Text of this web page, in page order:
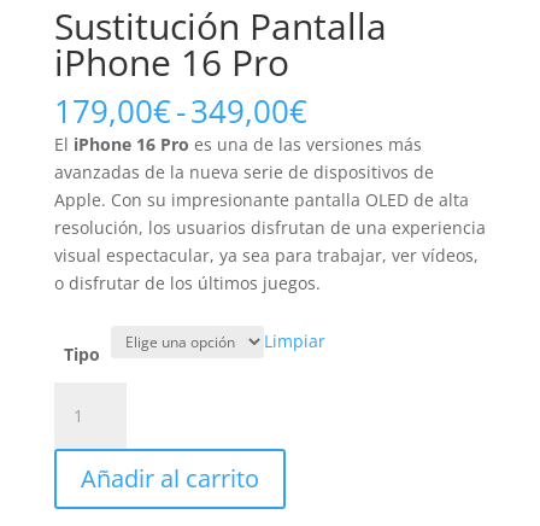
Sustitución Pantalla
iPhone 16 Pro
179,00€-349,00€Rango
de
precios:
desde
179,00€
hasta
349,00€
El iPhone 16 Pro es una de las versiones más
avanzadas de la nueva serie de dispositivos de
Apple. Con su impresionante pantalla OLED de alta
resolución, los usuarios disfrutan de una experiencia
visual espectacular, ya sea para trabajar, ver vídeos,
o disfrutar de los últimos juegos.
Tipo
Limpiar
Pantalla
iPhone
Pro
Añadir al carrito